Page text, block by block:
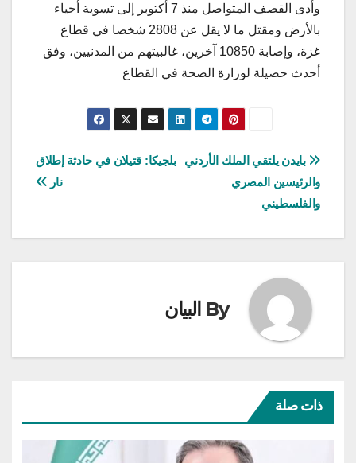
وأدى القصف المتواصل منذ 7 أكتوبر إلى تسوية أحياء
بالأرض ومقتل ما لا يقل عن 2808 شخصا في قطاع
غزة، وإصابة 10850 آخرين، غالبيتهم من المدنيين، وفق
أحدث حصيلة لوزارة الصحة في القطاع
تصفّح
المقالات
بلجيكا: قتيلان في حادثة إطلاق
نار
بايدن يلتقي الملك الأردني
والرئيسين المصري
والفلسطيني
By البيان
ذات صلة